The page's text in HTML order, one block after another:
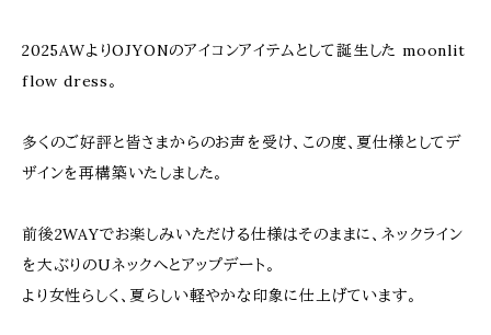
2025AWよりOJYONのアイコンアイテムとして誕生した moonlit
flow dress。
多くのご好評と皆さまからのお声を受け、この度、夏仕様としてデ
ザインを再構築いたしました。
前後2WAYでお楽しみいただける仕様はそのままに、ネックライン
を大ぶりのUネックへとアップデート。
より女性らしく、夏らしい軽やかな印象に仕上げています。